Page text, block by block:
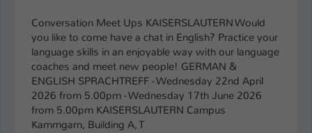
Conversation Meet Ups KAISERSLAUTERN Would
you like to come have a chat in English? Practice your
language skills in an enjoyable way with our language
coaches and meet new people! GERMAN &
ENGLISH SPRACHTREFF - Wednesday 22nd April
2026 from 5.00pm - Wednesday 17th June 2026
from 5.00pm KAISERSLAUTERN Campus
Kammgarn, Building A, T
Zweck
Cookie von TYPO3. Es speichert im Fall
eines Intranet-Logins die Session-ID. So
kann der eingeloggte Benutzer
wiedererkannt werden und es wird ihm
Zugang zu geschützten Bereichen
gewährt.